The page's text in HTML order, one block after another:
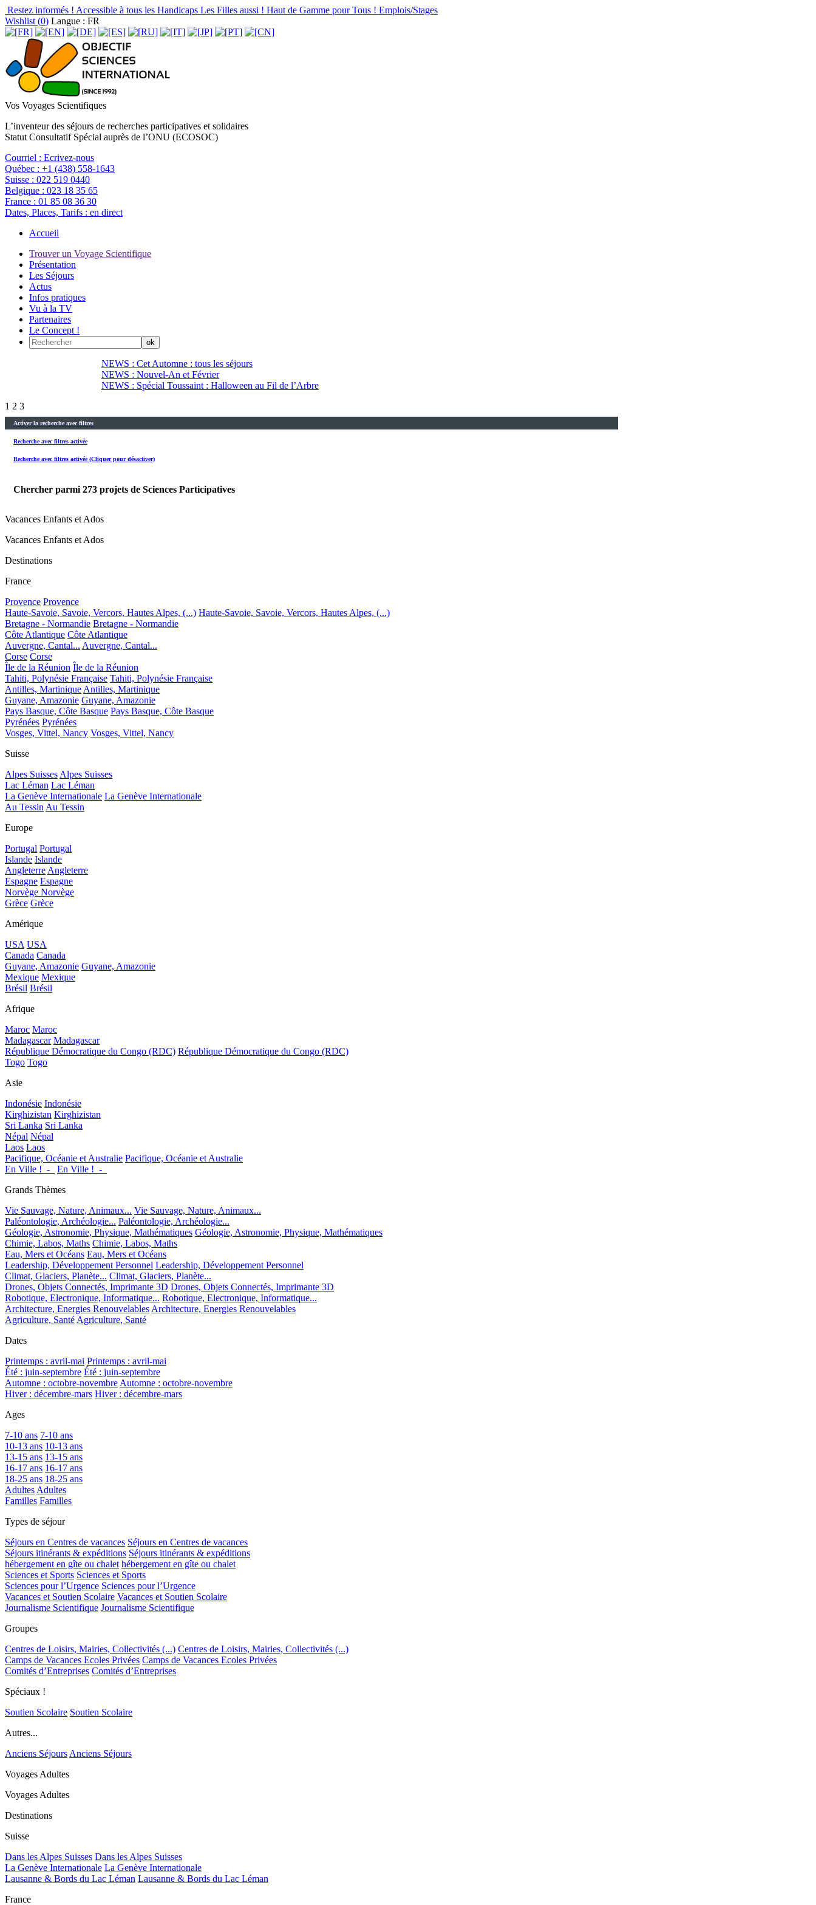
Restez informés ! Accessible à tous les Handicaps Les Filles aussi ! Haut de Gamme pour Tous ! Emplois/Stages
Wishlist (0) Langue : FR
Vos Voyages Scientifiques
L’inventeur des séjours de recherches participatives et solidaires
Statut Consultatif Spécial auprès de l’ONU (ECOSOC)
Courriel : Ecrivez-nous
Québec : +1 (438) 558-1643
Suisse : 022 519 0440
Belgique : 023 18 35 65
France : 01 85 08 36 30
Dates, Places, Tarifs : en direct
Accueil
Trouver un Voyage Scientifique
Présentation
Les Séjours
Actus
Infos pratiques
Vu à la TV
Partenaires
Le Concept !
NEWS : Cet Automne : tous les séjours
NEWS : Nouvel-An et Février
NEWS : Spécial Toussaint : Halloween au Fil de l’Arbre
1 2 3
Activer la recherche avec filtres
Recherche avec filtres activée
Recherche avec filtres activée (Cliquer pour désactiver)
Chercher parmi 273 projets de Sciences Participatives
Vacances Enfants et Ados
Vacances Enfants et Ados
Destinations
France
Provence Provence
Haute-Savoie, Savoie, Vercors, Hautes Alpes, (...) Haute-Savoie, Savoie, Vercors, Hautes Alpes, (...)
Bretagne - Normandie Bretagne - Normandie
Côte Atlantique Côte Atlantique
Auvergne, Cantal... Auvergne, Cantal...
Corse Corse
Île de la Réunion Île de la Réunion
Tahiti, Polynésie Française Tahiti, Polynésie Française
Antilles, MartiniqueAntilles, Martinique
Guyane, Amazonie Guyane, Amazonie
Pays Basque, Côte Basque Pays Basque, Côte Basque
Pyrénées Pyrénées
Vosges, Vittel, Nancy Vosges, Vittel, Nancy
Suisse
Alpes SuissesAlpes Suisses
Lac Léman Lac Léman
La Genève Internationale La Genève Internationale
Au TessinAu Tessin
Europe
Portugal Portugal
Islande Islande
AngleterreAngleterre
Espagne Espagne
Norvège Norvège
Grèce Grèce
Amérique
USA USA
Canada Canada
Guyane, Amazonie Guyane, Amazonie
Mexique Mexique
Brésil Brésil
Afrique
Maroc Maroc
Madagascar Madagascar
République Démocratique du Congo (RDC) République Démocratique du Congo (RDC)
Togo Togo
Asie
Indonésie Indonésie
Kirghizistan Kirghizistan
Sri Lanka Sri Lanka
Népal Népal
Laos Laos
Pacifique, Océanie et Australie Pacifique, Océanie et Australie
En Ville !_-_
En Ville !_-_
Grands Thèmes
Vie Sauvage, Nature, Animaux... Vie Sauvage, Nature, Animaux...
Paléontologie, Archéologie... Paléontologie, Archéologie...
Géologie, Astronomie, Physique, Mathématiques Géologie, Astronomie, Physique, Mathématiques
Chimie, Labos, Maths Chimie, Labos, Maths
Eau, Mers et Océans Eau, Mers et Océans
Leadership, Développement Personnel Leadership, Développement Personnel
Climat, Glaciers, Planète... Climat, Glaciers, Planète...
Drones, Objets Connectés, Imprimante 3D Drones, Objets Connectés, Imprimante 3D
Robotique, Electronique, Informatique... Robotique, Electronique, Informatique...
Architecture, Energies RenouvelablesArchitecture, Energies Renouvelables
Agriculture, SantéAgriculture, Santé
Dates
Printemps : avril-mai Printemps : avril-mai
Été : juin-septembre Été : juin-septembre
Automne : octobre-novembreAutomne : octobre-novembre
Hiver : décembre-mars Hiver : décembre-mars
Ages
7-10 ans 7-10 ans
10-13 ans 10-13 ans
13-15 ans 13-15 ans
16-17 ans 16-17 ans
18-25 ans 18-25 ans
AdultesAdultes
Familles Familles
Types de séjour
Séjours en Centres de vacances Séjours en Centres de vacances
Séjours itinérants & expéditions Séjours itinérants & expéditions
hébergement en gîte ou chalet hébergement en gîte ou chalet
Sciences et Sports Sciences et Sports
Sciences pour l’Urgence Sciences pour l’Urgence
Vacances et Soutien Scolaire Vacances et Soutien Scolaire
Journalisme Scientifique Journalisme Scientifique
Groupes
Centres de Loisirs, Mairies, Collectivités (...) Centres de Loisirs, Mairies, Collectivités (...)
Camps de Vacances Ecoles Privées Camps de Vacances Ecoles Privées
Comités d’Entreprises Comités d’Entreprises
Spéciaux !
Soutien Scolaire Soutien Scolaire
Autres...
Anciens SéjoursAnciens Séjours
Voyages Adultes
Voyages Adultes
Destinations
Suisse
Dans les Alpes Suisses Dans les Alpes Suisses
La Genève Internationale La Genève Internationale
Lausanne & Bords du Lac Léman Lausanne & Bords du Lac Léman
France